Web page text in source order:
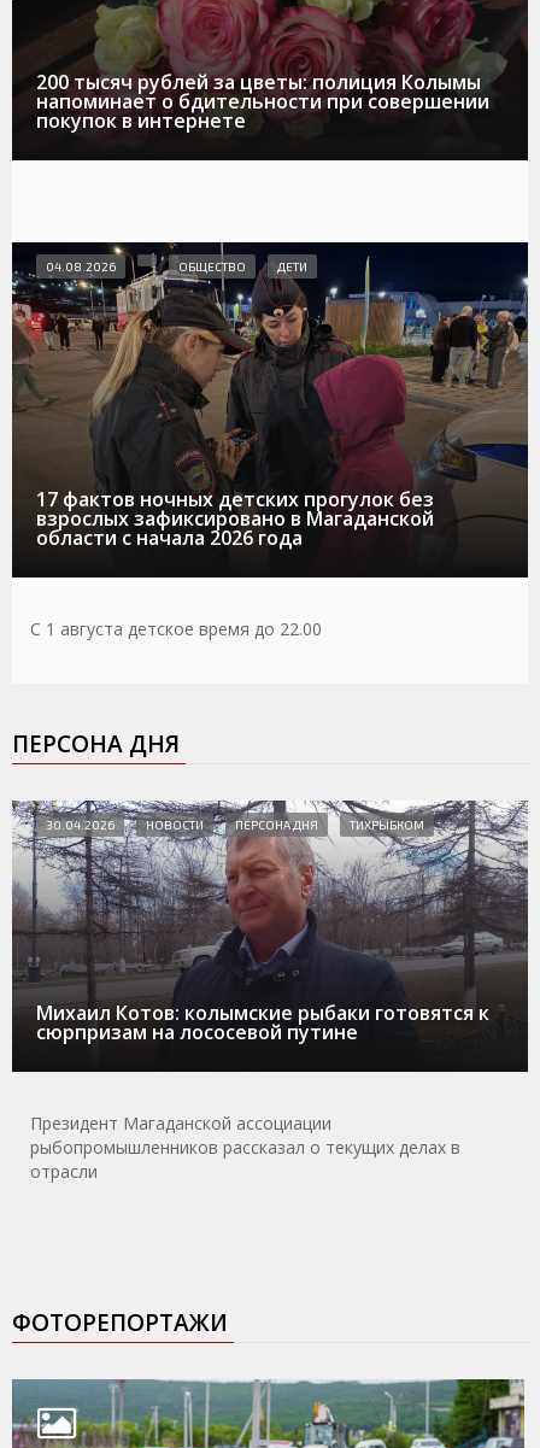
200 тысяч рублей за цветы: полиция Колымы
напоминает о бдительности при совершении
покупок в интернете
17 фактов ночных детских прогулок без
взрослых зафиксировано в Магаданской
области с начала 2026 года
04.08.2026 ОБЩЕСТВО ДЕТИ
С 1 августа детское время до 22.00
ПЕРСОНА ДНЯ
Михаил Котов: колымские рыбаки готовятся к
сюрпризам на лососевой путине
30.04.2026 НОВОСТИ ПЕРСОНА ДНЯ ТИХРЫБКОМ
Президент Магаданской ассоциации
рыбопромышленников рассказал о текущих делах в
отрасли
ФОТОРЕПОРТАЖИ